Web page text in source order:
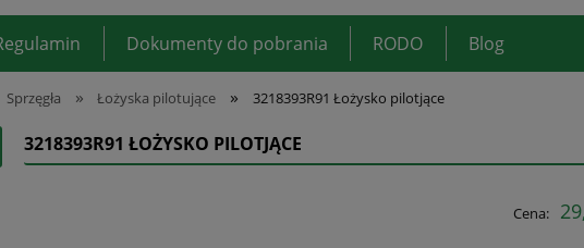
Dokumenty do pobrania RODO Blog
Sprzęgła » Łożyska pilotujące » 3218393R91 Łożysko pilotjące
3218393R91 ŁOŻYSKO PILOTJĄCE
Cena: